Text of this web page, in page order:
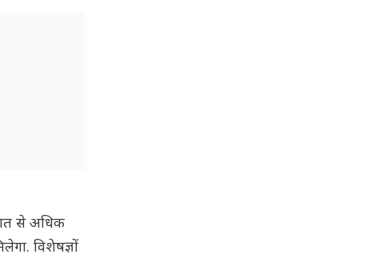
से अधिक
विशेषज्ञों